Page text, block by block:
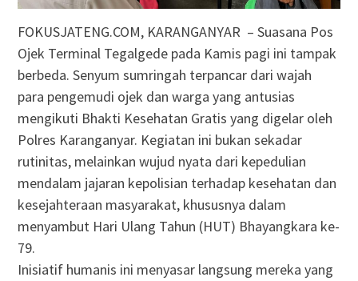
FOKUSJATENG.COM, KARANGANYAR – Suasana Pos
Ojek Terminal Tegalgede pada Kamis pagi ini tampak
berbeda. Senyum sumringah terpancar dari wajah
para pengemudi ojek dan warga yang antusias
mengikuti Bhakti Kesehatan Gratis yang digelar oleh
Polres Karanganyar. Kegiatan ini bukan sekadar
rutinitas, melainkan wujud nyata dari kepedulian
mendalam jajaran kepolisian terhadap kesehatan dan
kesejahteraan masyarakat, khususnya dalam
menyambut Hari Ulang Tahun (HUT) Bhayangkara ke-
79.
Inisiatif humanis ini menyasar langsung mereka yang